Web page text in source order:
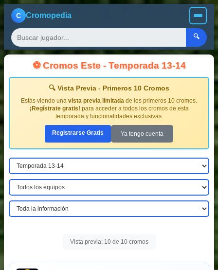
C Cromopedia
🔍
⚽ Cromos Este - Temporada 13-14
🔍 Vista Previa - Primeros 10 Cromos
Estás viendo una vista previa limitada de los primeros 10 cromos.
¡Regístrate gratis! para acceder a todos los cromos de esta
temporada y funcionalidades exclusivas.
Registrarse Gratis Ya tengo cuenta
Vista previa: 10 de 10 cromos